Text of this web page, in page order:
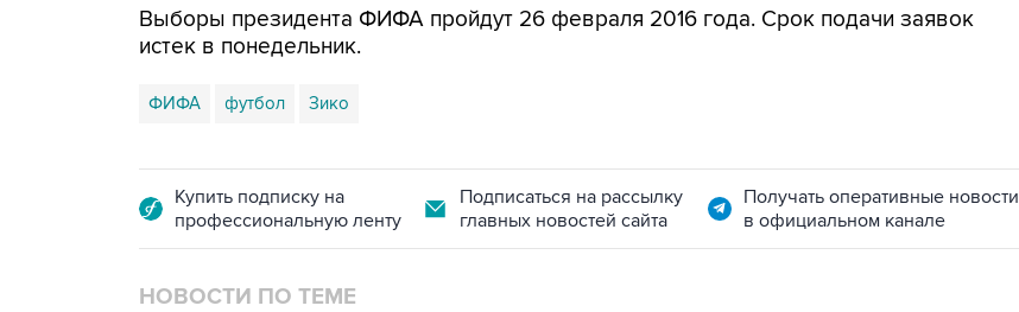
Выборы президента ФИФА пройдут 26 февраля 2016 года. Срок подачи заявок
истек в понедельник.
ФИФА футбол Зико
Купить подписку на
профессиональную ленту
Подписаться на рассылку
главных новостей сайта
Получать оперативные новости
в официальном канале
НОВОСТИ ПО ТЕМЕ